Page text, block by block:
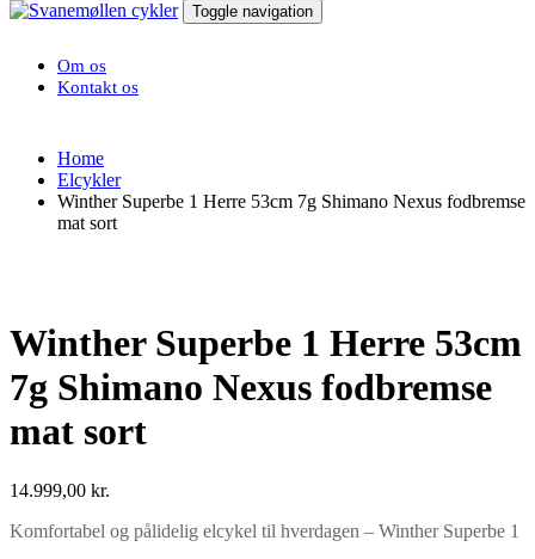
Toggle navigation
Om os
Kontakt os
Home
Elcykler
Winther Superbe 1 Herre 53cm 7g Shimano Nexus fodbremse
mat sort
Winther Superbe 1 Herre 53cm
7g Shimano Nexus fodbremse
mat sort
14.999,00 kr.
Komfortabel og pålidelig elcykel til hverdagen – Winther Superbe 1